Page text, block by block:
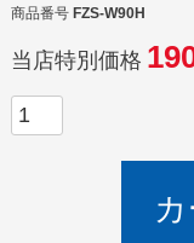
商品番号 FZS-W90H
当店特別価格